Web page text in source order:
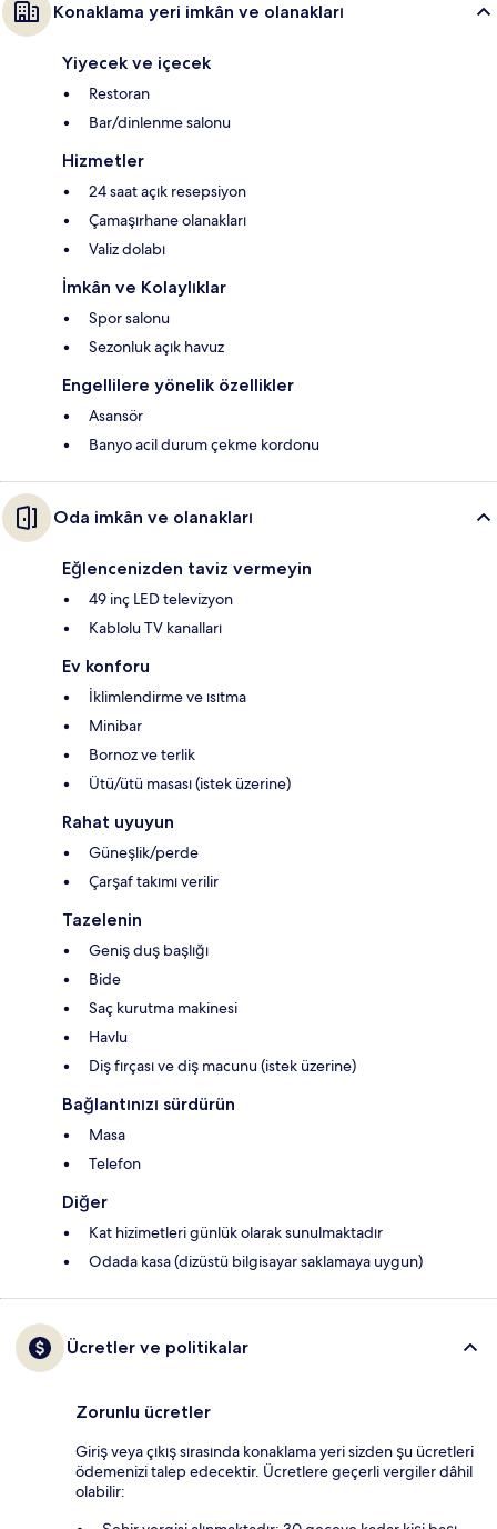
Konaklama yeri imkân ve olanakları
Yiyecek ve içecek
Restoran
Bar/dinlenme salonu
Hizmetler
24 saat açık resepsiyon
Çamaşırhane olanakları
Valiz dolabı
İmkân ve Kolaylıklar
Spor salonu
Sezonluk açık havuz
Engellilere yönelik özellikler
Asansör
Banyo acil durum çekme kordonu
Oda imkân ve olanakları
Eğlencenizden taviz vermeyin
49 inç LED televizyon
Kablolu TV kanalları
Ev konforu
İklimlendirme ve ısıtma
Minibar
Bornoz ve terlik
Ütü/ütü masası (istek üzerine)
Rahat uyuyun
Güneşlik/perde
Çarşaf takımı verilir
Tazelenin
Geniş duş başlığı
Bide
Saç kurutma makinesi
Havlu
Diş fırçası ve diş macunu (istek üzerine)
Bağlantınızı sürdürün
Masa
Telefon
Diğer
Kat hizimetleri günlük olarak sunulmaktadır
Odada kasa (dizüstü bilgisayar saklamaya uygun)
Ücretler ve politikalar
Zorunlu ücretler
Giriş veya çıkış sırasında konaklama yeri sizden şu ücretleri
ödemenizi talep edecektir. Ücretlere geçerli vergiler dâhil
olabilir: